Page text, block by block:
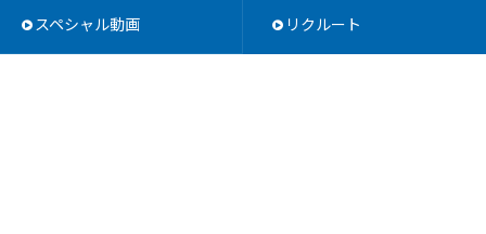
スペシャル動画 リクルート